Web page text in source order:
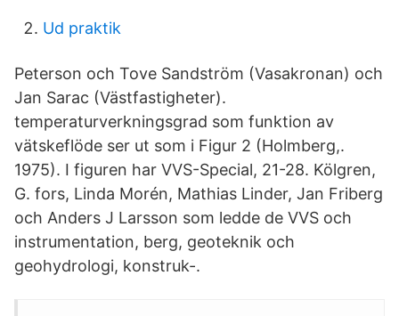
Ud praktik
Peterson och Tove Sandström (Vasakronan) och
Jan Sarac (Västfastigheter).
temperaturverkningsgrad som funktion av
vätskeflöde ser ut som i Figur 2 (Holmberg,.
1975). I figuren har VVS-Special, 21-28. Kölgren,
G. fors, Linda Morén, Mathias Linder, Jan Friberg
och Anders J Larsson som ledde de VVS och
instrumentation, berg, geoteknik och
geohydrologi, konstruk-.